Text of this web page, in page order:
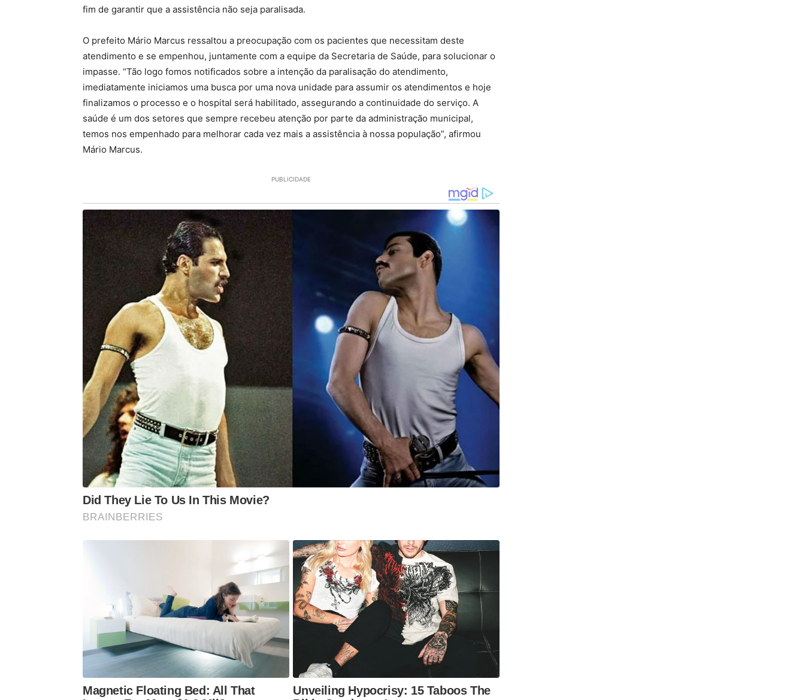
fim de garantir que a assistência não seja paralisada.
O prefeito Mário Marcus ressaltou a preocupação com os pacientes que necessitam deste
atendimento e se empenhou, juntamente com a equipe da Secretaria de Saúde, para solucionar o
impasse. “Tão logo fomos notificados sobre a intenção da paralisação do atendimento,
imediatamente iniciamos uma busca por uma nova unidade para assumir os atendimentos e hoje
finalizamos o processo e o hospital será habilitado, assegurando a continuidade do serviço. A
saúde é um dos setores que sempre recebeu atenção por parte da administração municipal,
temos nos empenhado para melhorar cada vez mais a assistência à nossa população”, afirmou
Mário Marcus.
PUBLICIDADE